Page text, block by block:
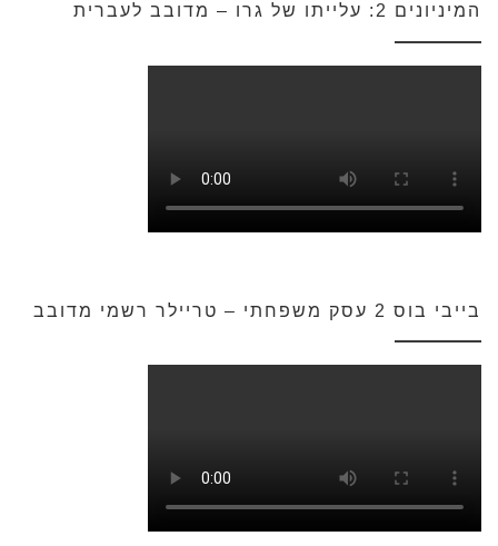
המיניונים 2: עלייתו של גרו – מדובב לעברית
בייבי בוס 2 עסק משפחתי – טריילר רשמי מדובב